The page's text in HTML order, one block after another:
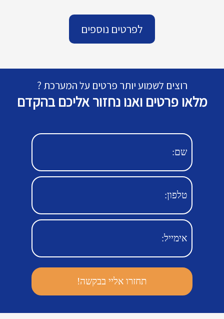
לפרטים נוספים
רוצים לשמוע יותר פרטים על המערכת ?
מלאו פרטים ואנו נחזור אליכם בהקדם